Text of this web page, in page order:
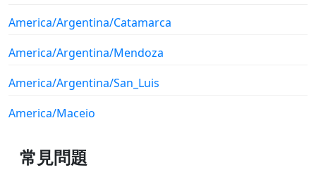
America/Argentina/Catamarca
America/Argentina/Mendoza
America/Argentina/San_Luis
America/Maceio
常見問題